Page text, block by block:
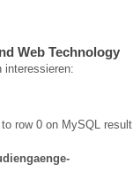
Web Technology
interessieren:
row 0 on MySQL result